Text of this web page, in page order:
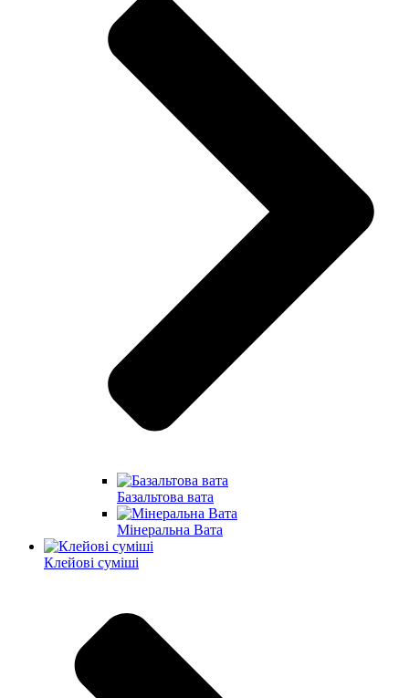
Базальтова вата
Мінеральна Вата
Клейові суміші